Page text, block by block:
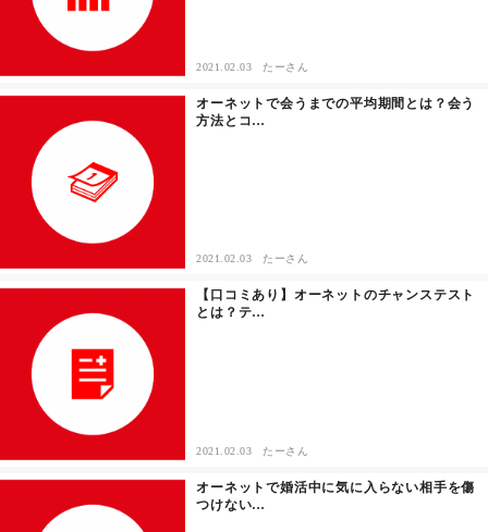
不倫・だめ男
感動
心の処方箋
カルチャー・トレンド・芸能
2021.02.03 たーさん
オーネットで会うまでの平均期間とは？会う
方法とコ…
2021.02.03 たーさん
【口コミあり】オーネットのチャンステスト
とは？テ…
2021.02.03 たーさん
オーネットで婚活中に気に入らない相手を傷
つけない…